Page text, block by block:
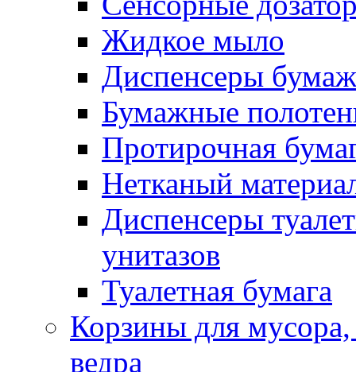
Жидкое мыло
Диспенсеры
Бумажные
Протирочная
Нетканый
Диспенсеры
унитазов
Туалетная бумага
Корзины для
ведра